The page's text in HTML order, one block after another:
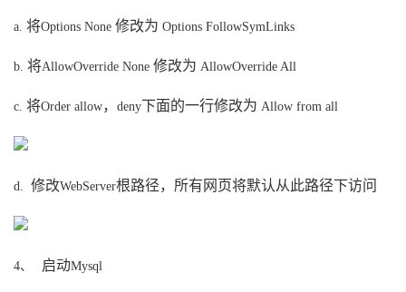
a. 将Options None 修改为 Options FollowSymLinks
b. 将AllowOverride None 修改为 AllowOverride All
c. 将Order allow， deny下面的一行修改为 Allow from all
d. 修改WebServer根路径，所有网页将默认从此路径下访问
4、 启动Mysql